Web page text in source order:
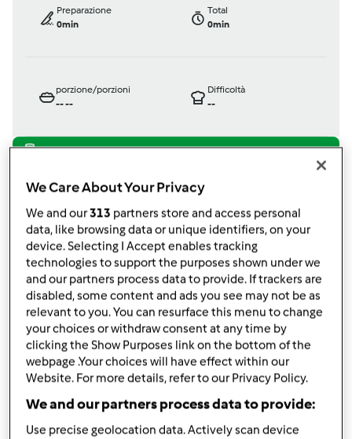
Preparazione
0min
Total
0min
porzione/porzioni
----
Difficoltà
--
Bimby ® TM 31
published: 03-06-2012
modificata: 11-12-2012
Aggiungi alle mie raccolte
condividi la ricetta
Ingredienti
200 gr. Zucchero
We Care About Your Privacy
We and our313 partners store and access personal
data, like browsing data or unique identifiers, on your
device. Selecting I Accept enables tracking
technologies to support the purposes shown under we
and our partners process data to provide. If trackers are
disabled, some content and ads you see may not be as
relevant to you. You can resurface this menu to change
your choices or withdraw consent at any time by
clicking the Show Purposes link on the bottom of the
webpage .Your choices will have effect within our
Website. For more details, refer to our Privacy Policy.
We and our partners process data to provide:
Use precise geolocation data. Actively scan device